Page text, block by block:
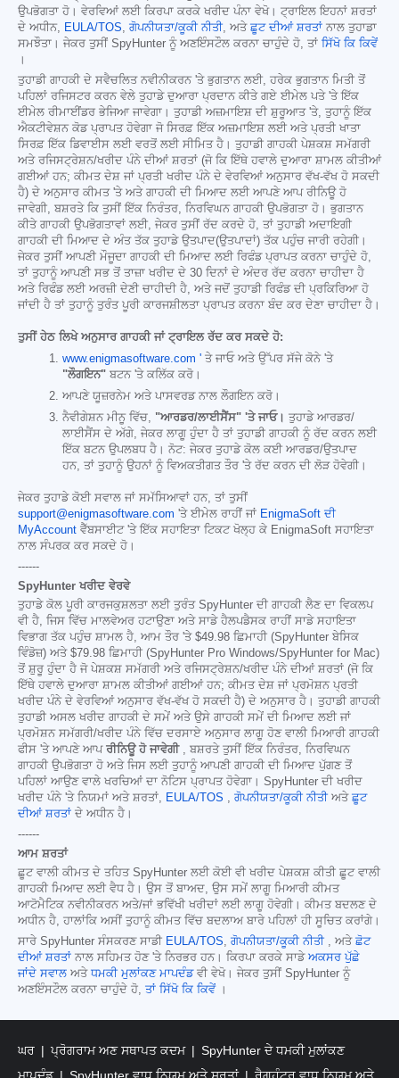
ਉਪਭੋਗਤਾ ਹੋ। ਵੇਰਵਿਆਂ ਲਈ ਕਿਰਪਾ ਕਰਕੇ ਖਰੀਦ ਪੰਨਾ ਵੇਖੋ। ਟ੍ਰਾਇਲ ਇਹਨਾਂ ਸ਼ਰਤਾਂ
ਦੇ ਅਧੀਨ,
EULA/TOS ਗੋਪਨੀਯਤਾ/ਕੂਕੀ ਨੀਤੀ , ਅਤੇ ਛੂਟ ਦੀਆਂ ਸ਼ਰਤਾਂ ਨਾਲ ਤੁਹਾਡਾ
ਸਮਝੌਤਾ। ਜੇਕਰ ਤੁਸੀਂ SpyHunter ਨੂੰ ਅਣਇੰਸਟੌਲ ਕਰਨਾ ਚਾਹੁੰਦੇ ਹੋ, ਤਾਂ ਸਿੱਖੋ ਕਿ ਕਿਵੇਂ
।
ਤੁਹਾਡੀ ਗਾਹਕੀ ਦੇ ਸਵੈਚਲਿਤ ਨਵੀਨੀਕਰਨ 'ਤੇ ਭੁਗਤਾਨ ਲਈ, ਹਰੇਕ ਭੁਗਤਾਨ ਮਿਤੀ ਤੋਂ
ਪਹਿਲਾਂ ਰਜਿਸਟਰ ਕਰਨ ਵੇਲੇ ਤੁਹਾਡੇ ਦੁਆਰਾ ਪ੍ਰਦਾਨ ਕੀਤੇ ਗਏ ਈਮੇਲ ਪਤੇ 'ਤੇ ਇੱਕ
ਈਮੇਲ ਰੀਮਾਈਂਡਰ ਭੇਜਿਆ ਜਾਵੇਗਾ। ਤੁਹਾਡੀ ਅਜ਼ਮਾਇਸ਼ ਦੀ ਸ਼ੁਰੂਆਤ 'ਤੇ, ਤੁਹਾਨੂੰ ਇੱਕ
ਐਕਟੀਵੇਸ਼ਨ ਕੋਡ ਪ੍ਰਾਪਤ ਹੋਵੇਗਾ ਜੋ ਸਿਰਫ਼ ਇੱਕ ਅਜ਼ਮਾਇਸ਼ ਲਈ ਅਤੇ ਪ੍ਰਤੀ ਖਾਤਾ
ਸਿਰਫ਼ ਇੱਕ ਡਿਵਾਈਸ ਲਈ ਵਰਤੋਂ ਲਈ ਸੀਮਿਤ ਹੈ। ਤੁਹਾਡੀ ਗਾਹਕੀ ਪੇਸ਼ਕਸ਼ ਸਮੱਗਰੀ
ਅਤੇ ਰਜਿਸਟ੍ਰੇਸ਼ਨ/ਖਰੀਦ ਪੰਨੇ ਦੀਆਂ ਸ਼ਰਤਾਂ (ਜੋ ਕਿ ਇੱਥੇ ਹਵਾਲੇ ਦੁਆਰਾ ਸ਼ਾਮਲ ਕੀਤੀਆਂ
ਗਈਆਂ ਹਨ; ਕੀਮਤ ਦੇਸ਼ ਜਾਂ ਪ੍ਰਤੀ ਖਰੀਦ ਪੰਨੇ ਦੇ ਵੇਰਵਿਆਂ ਅਨੁਸਾਰ ਵੱਖ-ਵੱਖ ਹੋ ਸਕਦੀ
ਹੈ) ਦੇ ਅਨੁਸਾਰ ਕੀਮਤ 'ਤੇ ਅਤੇ ਗਾਹਕੀ ਦੀ ਮਿਆਦ ਲਈ ਆਪਣੇ ਆਪ ਰੀਨਿਊ ਹੋ
ਜਾਵੇਗੀ, ਬਸ਼ਰਤੇ ਕਿ ਤੁਸੀਂ ਇੱਕ ਨਿਰੰਤਰ, ਨਿਰਵਿਘਨ ਗਾਹਕੀ ਉਪਭੋਗਤਾ ਹੋ। ਭੁਗਤਾਨ
ਕੀਤੇ ਗਾਹਕੀ ਉਪਭੋਗਤਾਵਾਂ ਲਈ, ਜੇਕਰ ਤੁਸੀਂ ਰੱਦ ਕਰਦੇ ਹੋ, ਤਾਂ ਤੁਹਾਡੀ ਅਦਾਇਗੀ
ਗਾਹਕੀ ਦੀ ਮਿਆਦ ਦੇ ਅੰਤ ਤੱਕ ਤੁਹਾਡੇ ਉਤਪਾਦ(ਉਤਪਾਦਾਂ) ਤੱਕ ਪਹੁੰਚ ਜਾਰੀ ਰਹੇਗੀ।
ਜੇਕਰ ਤੁਸੀਂ ਆਪਣੀ ਮੌਜੂਦਾ ਗਾਹਕੀ ਦੀ ਮਿਆਦ ਲਈ ਰਿਫੰਡ ਪ੍ਰਾਪਤ ਕਰਨਾ ਚਾਹੁੰਦੇ ਹੋ,
ਤਾਂ ਤੁਹਾਨੂੰ ਆਪਣੀ ਸਭ ਤੋਂ ਤਾਜ਼ਾ ਖਰੀਦ ਦੇ 30 ਦਿਨਾਂ ਦੇ ਅੰਦਰ ਰੱਦ ਕਰਨਾ ਚਾਹੀਦਾ ਹੈ
ਅਤੇ ਰਿਫੰਡ ਲਈ ਅਰਜ਼ੀ ਦੇਣੀ ਚਾਹੀਦੀ ਹੈ, ਅਤੇ ਜਦੋਂ ਤੁਹਾਡੀ ਰਿਫੰਡ ਦੀ ਪ੍ਰਕਿਰਿਆ ਹੋ
ਜਾਂਦੀ ਹੈ ਤਾਂ ਤੁਹਾਨੂੰ ਤੁਰੰਤ ਪੂਰੀ ਕਾਰਜਸ਼ੀਲਤਾ ਪ੍ਰਾਪਤ ਕਰਨਾ ਬੰਦ ਕਰ ਦੇਣਾ ਚਾਹੀਦਾ ਹੈ।
ਤੁਸੀਂ ਹੇਠ ਲਿਖੇ ਅਨੁਸਾਰ ਗਾਹਕੀ ਜਾਂ ਟ੍ਰਾਇਲ ਰੱਦ ਕਰ ਸਕਦੇ ਹੋ:
www.enigmasoftware.com ' ਤੇ ਜਾਓ ਅਤੇ ਉੱਪਰ ਸੱਜੇ ਕੋਨੇ 'ਤੇ
"ਲੌਗਇਨ" ਬਟਨ 'ਤੇ ਕਲਿੱਕ ਕਰੋ।
ਆਪਣੇ ਯੂਜ਼ਰਨੇਮ ਅਤੇ ਪਾਸਵਰਡ ਨਾਲ ਲੌਗਇਨ ਕਰੋ।
ਨੈਵੀਗੇਸ਼ਨ ਮੀਨੂ ਵਿੱਚ, "ਆਰਡਰ/ਲਾਈਸੈਂਸ" 'ਤੇ ਜਾਓ। ਤੁਹਾਡੇ ਆਰਡਰ/
ਲਾਈਸੈਂਸ ਦੇ ਅੱਗੇ, ਜੇਕਰ ਲਾਗੂ ਹੁੰਦਾ ਹੈ ਤਾਂ ਤੁਹਾਡੀ ਗਾਹਕੀ ਨੂੰ ਰੱਦ ਕਰਨ ਲਈ
ਇੱਕ ਬਟਨ ਉਪਲਬਧ ਹੈ। ਨੋਟ: ਜੇਕਰ ਤੁਹਾਡੇ ਕੋਲ ਕਈ ਆਰਡਰ/ਉਤਪਾਦ
ਹਨ, ਤਾਂ ਤੁਹਾਨੂੰ ਉਹਨਾਂ ਨੂੰ ਵਿਅਕਤੀਗਤ ਤੌਰ 'ਤੇ ਰੱਦ ਕਰਨ ਦੀ ਲੋੜ ਹੋਵੇਗੀ।
ਜੇਕਰ ਤੁਹਾਡੇ ਕੋਈ ਸਵਾਲ ਜਾਂ ਸਮੱਸਿਆਵਾਂ ਹਨ, ਤਾਂ ਤੁਸੀਂ
support@enigmasoftware.com 'ਤੇ ਈਮੇਲ ਰਾਹੀਂ ਜਾਂ EnigmaSoft ਦੀ
MyAccount ਵੈੱਬਸਾਈਟ 'ਤੇ ਇੱਕ ਸਹਾਇਤਾ ਟਿਕਟ ਖੋਲ੍ਹ ਕੇ EnigmaSoft ਸਹਾਇਤਾ
ਨਾਲ ਸੰਪਰਕ ਕਰ ਸਕਦੇ ਹੋ।
------
SpyHunter ਖਰੀਦ ਵੇਰਵੇ
ਤੁਹਾਡੇ ਕੋਲ ਪੂਰੀ ਕਾਰਜਕੁਸ਼ਲਤਾ ਲਈ ਤੁਰੰਤ SpyHunter ਦੀ ਗਾਹਕੀ ਲੈਣ ਦਾ ਵਿਕਲਪ
ਵੀ ਹੈ, ਜਿਸ ਵਿੱਚ ਮਾਲਵੇਅਰ ਹਟਾਉਣਾ ਅਤੇ ਸਾਡੇ ਹੈਲਪਡੈਸਕ ਰਾਹੀਂ ਸਾਡੇ ਸਹਾਇਤਾ
ਵਿਭਾਗ ਤੱਕ ਪਹੁੰਚ ਸ਼ਾਮਲ ਹੈ, ਆਮ ਤੌਰ 'ਤੇ $49.98 ਛਿਮਾਹੀ (SpyHunter ਬੇਸਿਕ
ਵਿੰਡੋਜ਼) ਅਤੇ $79.98 ਛਿਮਾਹੀ (SpyHunter Pro Windows/SpyHunter for Mac)
ਤੋਂ ਸ਼ੁਰੂ ਹੁੰਦਾ ਹੈ ਜੋ ਪੇਸ਼ਕਸ਼ ਸਮੱਗਰੀ ਅਤੇ ਰਜਿਸਟ੍ਰੇਸ਼ਨ/ਖਰੀਦ ਪੰਨੇ ਦੀਆਂ ਸ਼ਰਤਾਂ (ਜੋ ਕਿ
ਇੱਥੇ ਹਵਾਲੇ ਦੁਆਰਾ ਸ਼ਾਮਲ ਕੀਤੀਆਂ ਗਈਆਂ ਹਨ; ਕੀਮਤ ਦੇਸ਼ ਜਾਂ ਪ੍ਰਮੋਸ਼ਨ ਪ੍ਰਤੀ
ਖਰੀਦ ਪੰਨੇ ਦੇ ਵੇਰਵਿਆਂ ਅਨੁਸਾਰ ਵੱਖ-ਵੱਖ ਹੋ ਸਕਦੀ ਹੈ) ਦੇ ਅਨੁਸਾਰ ਹੈ। ਤੁਹਾਡੀ ਗਾਹਕੀ
ਤੁਹਾਡੀ ਅਸਲ ਖਰੀਦ ਗਾਹਕੀ ਦੇ ਸਮੇਂ ਅਤੇ ਉਸੇ ਗਾਹਕੀ ਸਮੇਂ ਦੀ ਮਿਆਦ ਲਈ ਜਾਂ
ਪ੍ਰਮੋਸ਼ਨ ਸਮੱਗਰੀ/ਖਰੀਦ ਪੰਨੇ ਵਿੱਚ ਦਰਸਾਏ ਅਨੁਸਾਰ ਲਾਗੂ ਹੋਣ ਵਾਲੀ ਮਿਆਰੀ ਗਾਹਕੀ
ਫੀਸ 'ਤੇ ਆਪਣੇ ਆਪ ਰੀਨਿਊ ਹੋ ਜਾਵੇਗੀ, ਬਸ਼ਰਤੇ ਤੁਸੀਂ ਇੱਕ ਨਿਰੰਤਰ, ਨਿਰਵਿਘਨ
ਗਾਹਕੀ ਉਪਭੋਗਤਾ ਹੋ ਅਤੇ ਜਿਸ ਲਈ ਤੁਹਾਨੂੰ ਆਪਣੀ ਗਾਹਕੀ ਦੀ ਮਿਆਦ ਪੁੱਗਣ ਤੋਂ
ਪਹਿਲਾਂ ਆਉਣ ਵਾਲੇ ਖਰਚਿਆਂ ਦਾ ਨੋਟਿਸ ਪ੍ਰਾਪਤ ਹੋਵੇਗਾ। SpyHunter ਦੀ ਖਰੀਦ
ਖਰੀਦ ਪੰਨੇ 'ਤੇ ਨਿਯਮਾਂ ਅਤੇ ਸ਼ਰਤਾਂ, EULA/TOS , ਗੋਪਨੀਯਤਾ/ਕੂਕੀ ਨੀਤੀ ਅਤੇ ਛੂਟ
ਦੀਆਂ ਸ਼ਰਤਾਂ ਦੇ ਅਧੀਨ ਹੈ।
------
ਆਮ ਸ਼ਰਤਾਂ
ਛੂਟ ਵਾਲੀ ਕੀਮਤ ਦੇ ਤਹਿਤ SpyHunter ਲਈ ਕੋਈ ਵੀ ਖਰੀਦ ਪੇਸ਼ਕਸ਼ ਕੀਤੀ ਛੂਟ ਵਾਲੀ
ਗਾਹਕੀ ਮਿਆਦ ਲਈ ਵੈਧ ਹੈ। ਉਸ ਤੋਂ ਬਾਅਦ, ਉਸ ਸਮੇਂ ਲਾਗੂ ਮਿਆਰੀ ਕੀਮਤ
ਆਟੋਮੈਟਿਕ ਨਵੀਨੀਕਰਨ ਅਤੇ/ਜਾਂ ਭਵਿੱਖੀ ਖਰੀਦਾਂ ਲਈ ਲਾਗੂ ਹੋਵੇਗੀ। ਕੀਮਤ ਬਦਲਣ ਦੇ
ਅਧੀਨ ਹੈ, ਹਾਲਾਂਕਿ ਅਸੀਂ ਤੁਹਾਨੂੰ ਕੀਮਤ ਵਿੱਚ ਬਦਲਾਅ ਬਾਰੇ ਪਹਿਲਾਂ ਹੀ ਸੂਚਿਤ ਕਰਾਂਗੇ।
ਸਾਰੇ SpyHunter ਸੰਸਕਰਣ ਸਾਡੀ EULA/TOS, ਗੋਪਨੀਯਤਾ/ਕੂਕੀ ਨੀਤੀ , ਅਤੇ ਛੋਟ
ਦੀਆਂ ਸ਼ਰਤਾਂ ਨਾਲ ਸਹਿਮਤ ਹੋਣ 'ਤੇ ਨਿਰਭਰ ਹਨ। ਕਿਰਪਾ ਕਰਕੇ ਸਾਡੇ ਅਕਸਰ ਪੁੱਛੇ
ਜਾਂਦੇ ਸਵਾਲ ਅਤੇ ਧਮਕੀ ਮੁਲਾਂਕਣ ਮਾਪਦੰਡਵੀ ਵੇਖੋ। ਜੇਕਰ ਤੁਸੀਂ SpyHunter ਨੂੰ
ਅਣਇੰਸਟੌਲ ਕਰਨਾ ਚਾਹੁੰਦੇ ਹੋ, ਤਾਂ ਸਿੱਖੋ ਕਿ ਕਿਵੇਂ।
ਘਰ ਪ੍ਰੋਗਰਾਮ ਅਣ ਸਥਾਪਤ ਕਦਮ
SpyHunter ਦੇ ਧਮਕੀ ਮੁਲਾਂਕਣ